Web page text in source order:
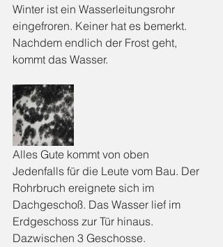
Winter ist ein Wasserleitungsrohr
eingefroren. Keiner hat es bemerkt.
Nachdem endlich der Frost geht,
kommt das Wasser.
Alles Gute kommt von oben
Jedenfalls für die Leute vom Bau. Der
Rohrbruch ereignete sich im
Dachgeschoß. Das Wasser lief im
Erdgeschoss zur Tür hinaus.
Dazwischen 3 Geschosse.